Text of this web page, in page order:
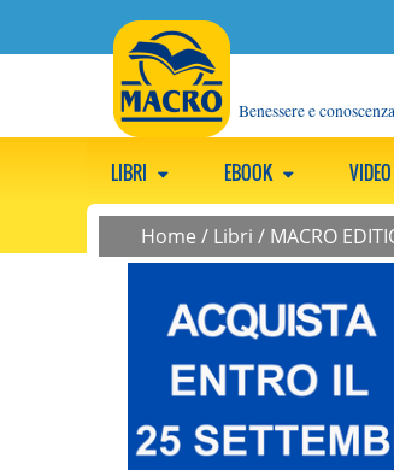
Benessere e
LIBRI EBOOK VIDEO
Home / Libri / MACRO